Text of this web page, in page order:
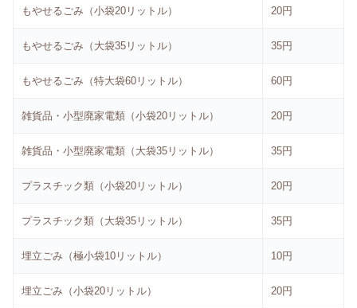
もやせるごみ（小袋20リットル） 20円
もやせるごみ（大袋35リットル） 35円
もやせるごみ（特大袋60リットル） 60円
雑貨品・小型廃家電類（小袋20リットル） 20円
雑貨品・小型廃家電類（大袋35リットル） 35円
プラスチック類（小袋20リットル） 20円
プラスチック類（大袋35リットル） 35円
埋立ごみ（極小袋10リットル） 10円
埋立ごみ（小袋20リットル） 20円